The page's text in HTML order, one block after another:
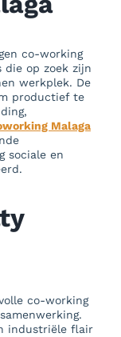
co-working
die op zoek zijn
werkplek. De
productief te
Malaga
sociale en
co-working
industriële flair